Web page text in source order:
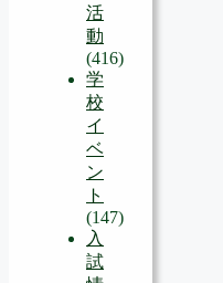
活
動
(416)
学
校
イ
ベ
ン
ト
(147)
入
試